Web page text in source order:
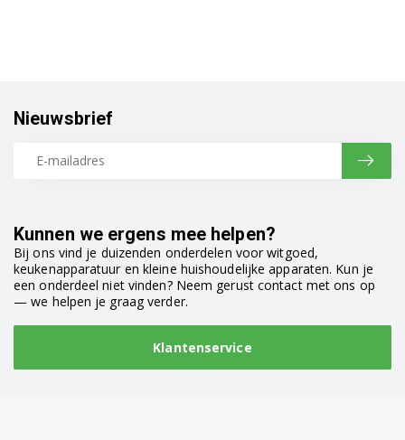
Kunnen we ergens mee helpen?
Bij ons vind je duizenden onderdelen voor witgoed,
keukenapparatuur en kleine huishoudelijke apparaten. Kun je
een onderdeel niet vinden? Neem gerust contact met ons op
— we helpen je graag verder.
Klantenservice
Nieuwsbrief